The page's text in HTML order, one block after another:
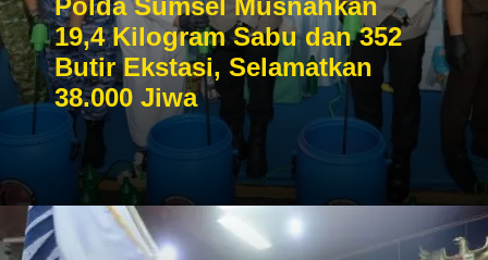
Polda Sumsel Musnahkan
19,4 Kilogram Sabu dan 352
Butir Ekstasi, Selamatkan
38.000 Jiwa